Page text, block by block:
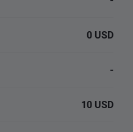
0 USD
-
10 USD